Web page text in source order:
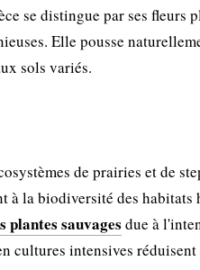
se distingue par ses fleurs
Elle pousse
sols variés.
de prairies et de
la biodiversité des habitats
sauvages due à
cultures intensives